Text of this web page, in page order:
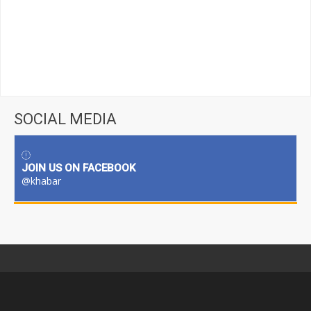
SOCIAL MEDIA
JOIN US ON FACEBOOK
@khabar